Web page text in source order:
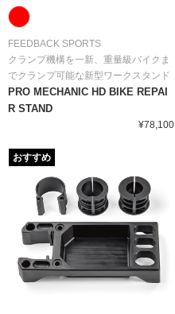
FEEDBACK SPORTS
クランプ機構を一新、重量級バイクま
でクランプ可能な新型ワークスタンド
PRO MECHANIC HD BIKE REPAI
R STAND
¥78,100
おすすめ